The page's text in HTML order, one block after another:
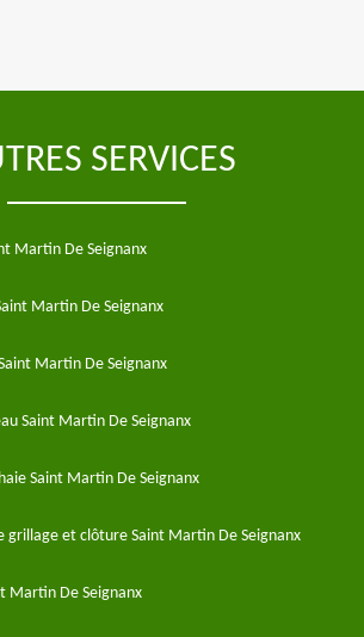
SERVICES
Martin De Seignanx
Martin De Seignanx
Martin De Seignanx
Saint Martin De Seignanx
Saint Martin De Seignanx
grillage et clôture Saint Martin De Seignanx
Martin De Seignanx